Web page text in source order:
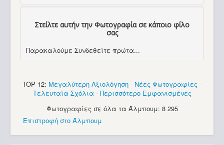
Στείλτε αυτήν την Φωτογραφία σε κάποιο φίλο
σας
Παρακαλούμε Συνδεθείτε πρώτα...
TOP 12: Μεγαλύτερη Αξιολόγηση - Νέες Φωτογραφίες -
Τελευταία Σχόλια - Περισσότερο Εμφανισμένες
Φωτογραφίες σε όλα τα Άλμπουμ: 8 295
Επιστροφή στο Άλμπουμ